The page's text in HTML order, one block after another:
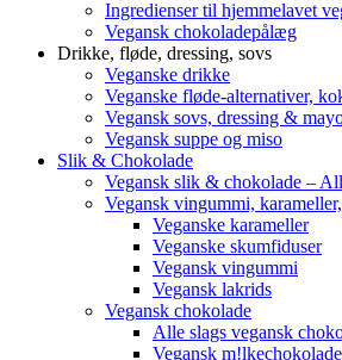
Ingredienser til hjemmelavet
Vegansk chokoladepålæg
Drikke, fløde, dressing, sovs
Veganske drikke
Veganske fløde-alternativer,
Vegansk sovs, dressing &
Vegansk suppe og miso
Slik & Chokolade
Vegansk slik & chokolade –
Vegansk vingummi,
Veganske karameller
Veganske skumfiduser
Vegansk vingummi
Vegansk lakrids
Vegansk chokolade
Alle slags vegansk
Vegansk m!lkechokolade